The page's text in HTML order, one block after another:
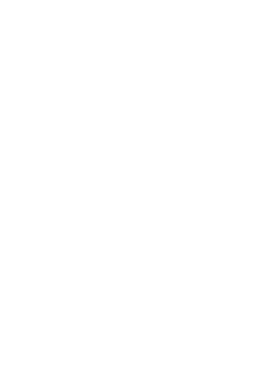
: les causes